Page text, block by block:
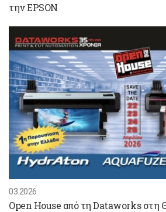
την EPSON
03.2026
Open House από τη Dataworks στη